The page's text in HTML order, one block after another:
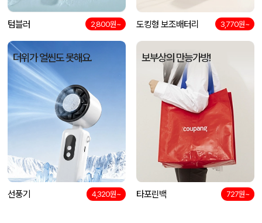
텀블러 2,800원~ 도킹형 보조배터리 3,770원~
더위가 얼씬도 못해요.
선풍기 4,320원~
보부상의 만능가방!
타포린백 727원~